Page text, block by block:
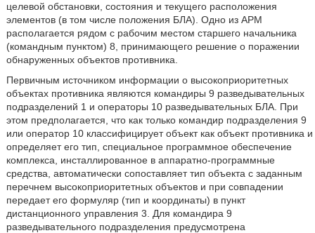
целевой обстановки, состояния и текущего расположения
элементов (в том числе положения БЛА). Одно из АРМ
располагается рядом с рабочим местом старшего начальника
(командным пунктом) 8, принимающего решение о поражении
обнаруженных объектов противника.
Первичным источником информации о высокоприоритетных
объектах противника являются командиры 9 разведывательных
подразделений 1 и операторы 10 разведывательных БЛА. При
этом предполагается, что как только командир подразделения 9
или оператор 10 классифицирует объект как объект противника и
определяет его тип, специальное программное обеспечение
комплекса, инсталлированное в аппаратно-программные
средства, автоматически сопоставляет тип объекта с заданным
перечнем высокоприоритетных объектов и при совпадении
передает его формуляр (тип и координаты) в пункт
дистанционного управления 3. Для командира 9
разведывательного подразделения предусмотрена